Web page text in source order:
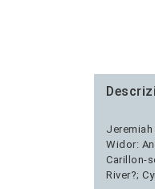
Widor:
Carillon-
River?;